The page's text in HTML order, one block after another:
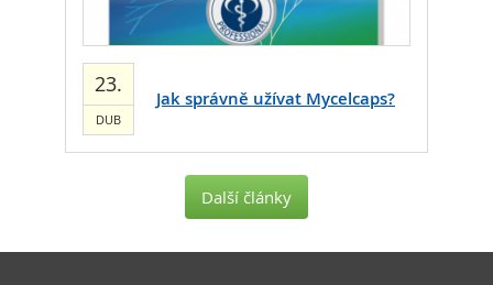
23.
DUB
Jak správně užívat Mycelcaps?
Další články